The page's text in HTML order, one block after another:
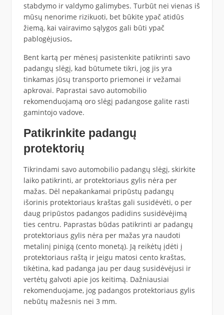
stabdymo ir valdymo galimybes. Turbūt nei vienas iš
mūsų nenorime rizikuoti, bet būkite ypač atidūs
žiemą, kai vairavimo sąlygos gali būti ypač
pablogėjusios.
Bent kartą per mėnesį pasistenkite patikrinti savo
padangų slėgį, kad būtumete tikri, jog jis yra
tinkamas jūsų transporto priemonei ir vežamai
apkrovai. Paprastai savo automobilio
rekomenduojamą oro slėgį padangose galite rasti
gamintojo vadove.
Patikrinkite padangų
protektorių
Tikrindami savo automobilio padangų slėgį, skirkite
laiko patikrinti, ar protektoriaus gylis nėra per
mažas. Dėl nepakankamai pripūstų padangų
išorinis protektoriaus kraštas gali susidėvėti, o per
daug pripūstos padangos padidins susidėvėjimą
ties centru. Paprastas būdas patikrinti ar padangų
protektoriaus gylis nėra per mažas yra naudoti
metalinį pinigą (cento monetą). Ją reikėtų įdėti į
protektoriaus raštą ir jeigu matosi cento kraštas,
tikėtina, kad padanga jau per daug susidėvėjusi ir
vertėtų galvoti apie jos keitimą. Dažniausiai
rekomenduojame, jog padangos protektoriaus gylis
nebūtų mažesnis nei 3 mm.